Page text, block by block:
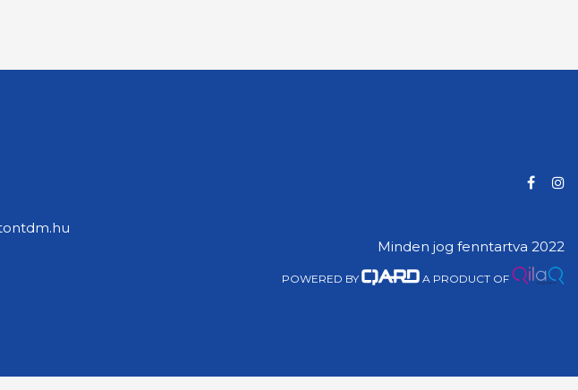
Minden jog fenntartva 2022
POWERED BY A PRODUCT OF